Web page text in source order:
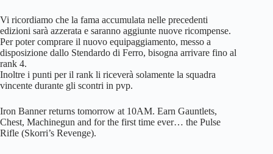
Vi ricordiamo che la fama accumulata nelle precedenti
edizioni sarà azzerata e saranno aggiunte nuove ricompense.
Per poter comprare il nuovo equipaggiamento, messo a
disposizione dallo Stendardo di Ferro, bisogna arrivare fino al
rank 4.
Inoltre i punti per il rank li riceverà solamente la squadra
vincente durante gli scontri in pvp.
Iron Banner returns tomorrow at 10AM. Earn Gauntlets,
Chest, Machinegun and for the first time ever… the Pulse
Rifle (Skorri’s Revenge).